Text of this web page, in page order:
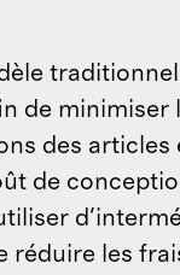
de minimiser
des articles
de
réduire les